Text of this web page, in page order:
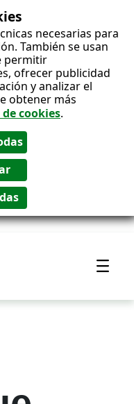
necesarias para
También se usan
permitir
ofrecer publicidad
y analizar el
obtener más
cookies.